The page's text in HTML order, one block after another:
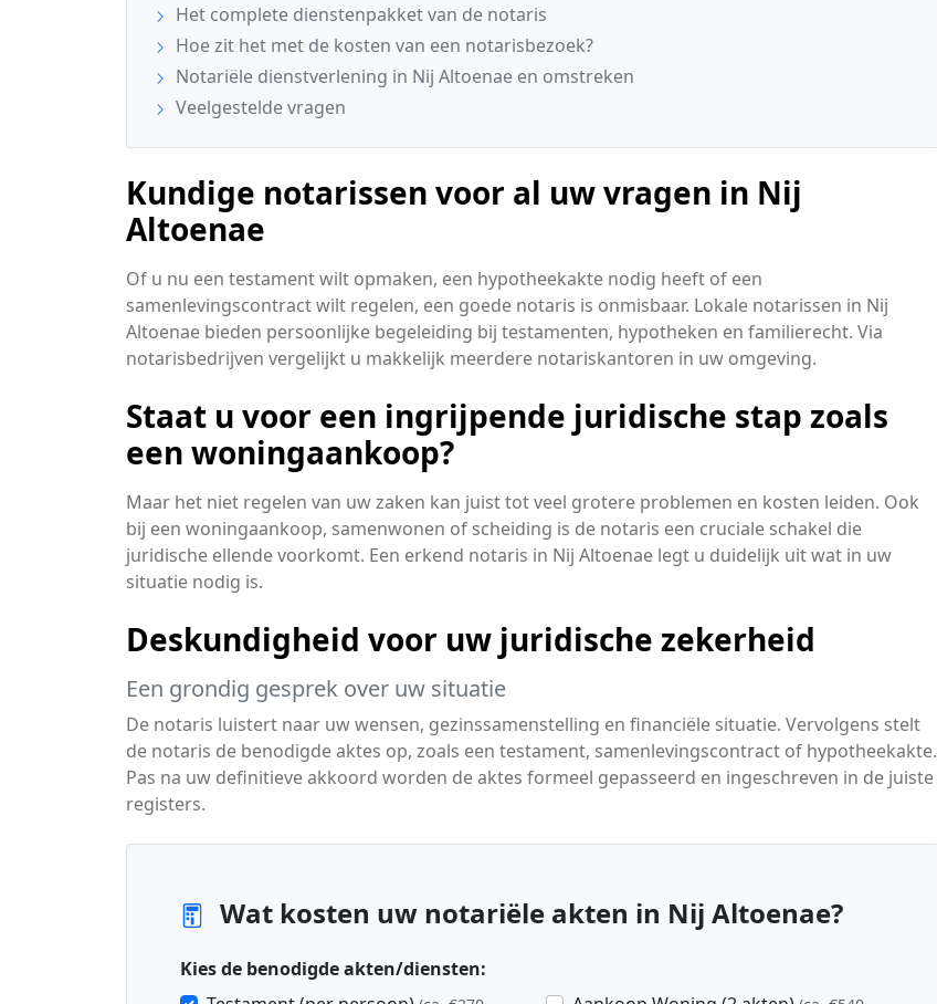
Het complete dienstenpakket van de notaris
Hoe zit het met de kosten van een notarisbezoek?
Notariële dienstverlening in Nij Altoenae en omstreken
Veelgestelde vragen
Kundige notarissen voor al uw vragen in Nij
Altoenae
Of u nu een testament wilt opmaken, een hypotheekakte nodig heeft of een
samenlevingscontract wilt regelen, een goede notaris is onmisbaar. Lokale notarissen in Nij
Altoenae bieden persoonlijke begeleiding bij testamenten, hypotheken en familierecht. Via
notarisbedrijven vergelijkt u makkelijk meerdere notariskantoren in uw omgeving.
Staat u voor een ingrijpende juridische stap zoals
een woningaankoop?
Maar het niet regelen van uw zaken kan juist tot veel grotere problemen en kosten leiden. Ook
bij een woningaankoop, samenwonen of scheiding is de notaris een cruciale schakel die
juridische ellende voorkomt. Een erkend notaris in Nij Altoenae legt u duidelijk uit wat in uw
situatie nodig is.
Deskundigheid voor uw juridische zekerheid
Een grondig gesprek over uw situatie
De notaris luistert naar uw wensen, gezinssamenstelling en financiële situatie. Vervolgens stelt
de notaris de benodigde aktes op, zoals een testament, samenlevingscontract of hypotheekakte.
Pas na uw definitieve akkoord worden de aktes formeel gepasseerd en ingeschreven in de juiste
registers.
Wat kosten uw notariële akten in Nij Altoenae?
Kies de benodigde akten/diensten: